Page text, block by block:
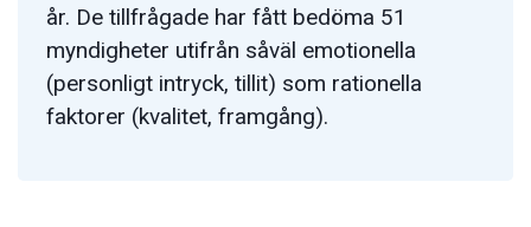
år. De tillfrågade har fått bedöma 51
myndigheter utifrån såväl emotionella
(personligt intryck, tillit) som rationella
faktorer (kvalitet, framgång).